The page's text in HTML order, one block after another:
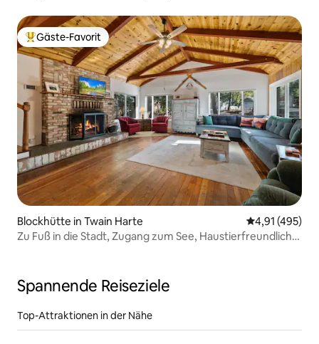
Beliebter Gäste-Favorit.
Gäste-Favorit
Blockhütte in Twain Harte
4,91 (495)
Zu Fuß in die Stadt, Zugang zum See, Haustierfreundlich,
Spannende Reiseziele
Top-Attraktionen in der Nähe